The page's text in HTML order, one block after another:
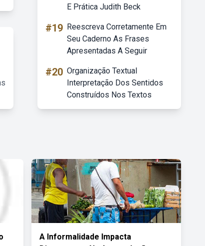
E Prática Judith Beck
#19 Reescreva Corretamente Em
Seu Caderno As Frases
Apresentadas A Seguir
#20 Organização Textual
Interpretação Dos Sentidos
Construídos Nos Textos
A Informalidade Impacta